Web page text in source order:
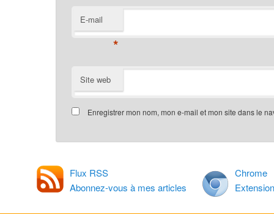
E-mail
*
Site web
Enregistrer mon nom, mon e-mail et mon site dans le
Flux RSS
Abonnez-vous à mes articles
Chrome